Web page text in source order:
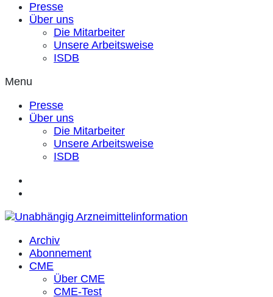
Presse
Über uns
Die Mitarbeiter
Unsere Arbeitsweise
ISDB
Menu
Presse
Über uns
Die Mitarbeiter
Unsere Arbeitsweise
ISDB
Archiv
Abonnement
CME
Über CME
CME-Test